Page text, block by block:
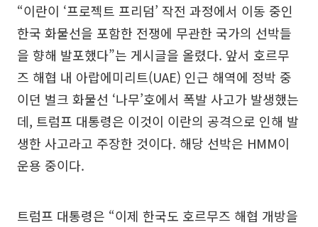
“이란이 ‘프로젝트 프리덤’ 작전 과정에서 이동 중인
한국 화물선을 포함한 전쟁에 무관한 국가의 선박들
을 향해 발포했다”는 게시글을 올렸다. 앞서 호르무
즈 해협 내 아랍에미리트(UAE) 인근 해역에 정박 중
이던 벌크 화물선 ‘나무’호에서 폭발 사고가 발생했는
데, 트럼프 대통령은 이것이 이란의 공격으로 인해 발
생한 사고라고 주장한 것이다. 해당 선박은 HMM이
운용 중이다.
트럼프 대통령은 “이제 한국도 호르무즈 해협 개방을